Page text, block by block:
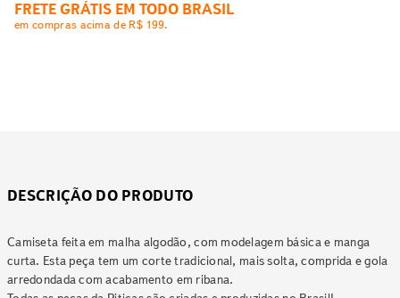
FRETE GRÁTIS EM TODO BRASIL
em compras acima de R$ 199.
DESCRIÇÃO DO PRODUTO
Camiseta feita em malha algodão, com modelagem básica e manga
curta. Esta peça tem um corte tradicional, mais solta, comprida e gola
arredondada com acabamento em ribana.